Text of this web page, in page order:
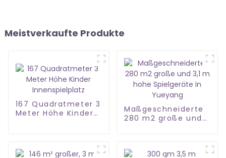
Meistverkaufte Produkte
167 Quadratmeter 3
Meter Höhe Kinder
Maßgeschneiderte
280 m2 große und